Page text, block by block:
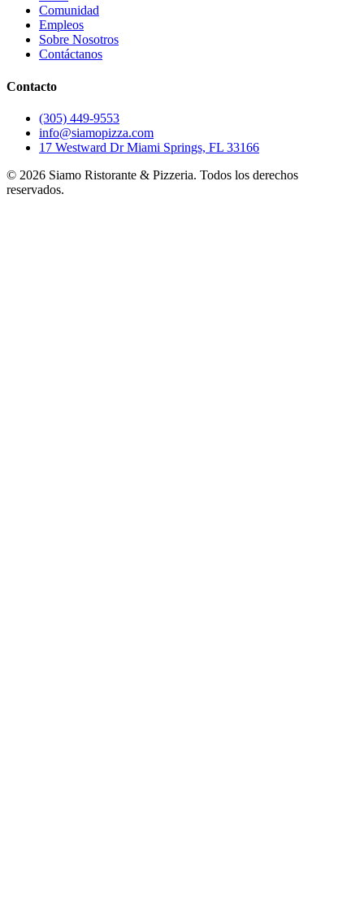
Comunidad
Empleos
Sobre Nosotros
Contáctanos
Contacto
(305) 449-9553
info@siamopizza.com
17 Westward Dr Miami Springs, FL 33166
© 2026 Siamo Ristorante & Pizzeria. Todos los derechos
reservados.